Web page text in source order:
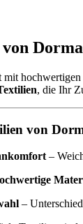
mit hochwertigen
, die Ihr
von
–
–